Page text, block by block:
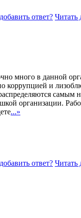
добавить ответ? Читать
много в данной
коррупцией и
самым
организации.
...»
добавить ответ? Читать